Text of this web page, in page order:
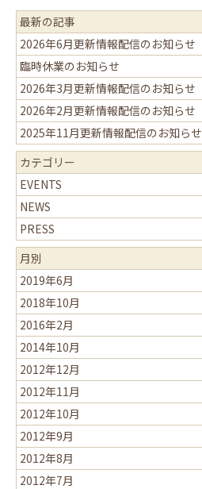
最新の記事
2026年6月更新情報配信のお知らせ
臨時休業のお知らせ
2026年3月更新情報配信のお知らせ
2026年2月更新情報配信のお知らせ
2025年11月更新情報配信のお知らせ
カテゴリー
EVENTS
NEWS
PRESS
月別
2019年6月
2018年10月
2016年2月
2014年10月
2012年12月
2012年11月
2012年10月
2012年9月
2012年8月
2012年7月